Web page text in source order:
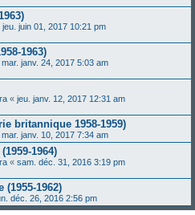
jeu. juin 01, 2017 10:21 pm
1963)
mar. janv. 24, 2017 5:03 am
« jeu. janv. 12, 2017 12:31 am
britannique 1958-1959)
mar. janv. 10, 2017 7:34 am
1964)
« sam. déc. 31, 2016 3:19 pm
1962)
déc. 26, 2016 2:56 pm